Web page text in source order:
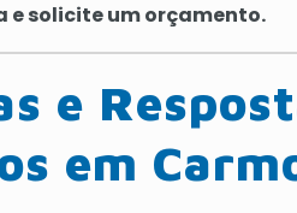
e solicite um orçamento.
e
em